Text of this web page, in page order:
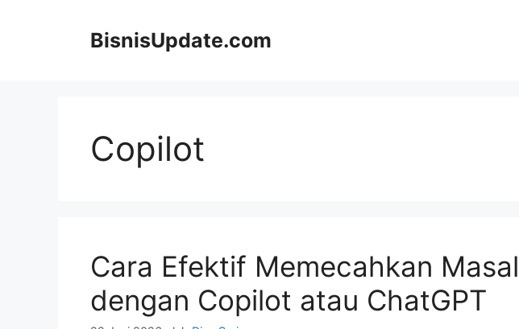
BisnisUpdate.com
Copilot
Cara Efektif Memecahkan
dengan Copilot atau ChatGPT